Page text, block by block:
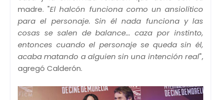
madre. "El halcón funciona como un ansiolítico
para el personaje. Sin él nada funciona y las
cosas se salen de balance... caza por instinto,
entonces cuando el personaje se queda sin él,
acaba matando a alguien sin una intención real",
agregó Calderón.